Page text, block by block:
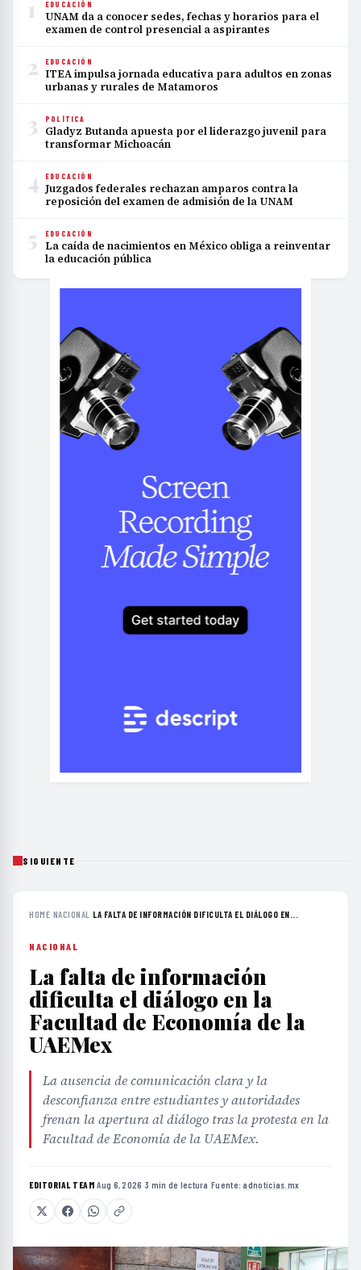
1 EDUCACIÓN
UNAM da a conocer sedes, fechas y horarios para el
examen de control presencial a aspirantes
2 EDUCACIÓN
ITEA impulsa jornada educativa para adultos en zonas
urbanas y rurales de Matamoros
3 POLÍTICA
Gladyz Butanda apuesta por el liderazgo juvenil para
transformar Michoacán
4 EDUCACIÓN
Juzgados federales rechazan amparos contra la
reposición del examen de admisión de la UNAM
5 EDUCACIÓN
La caída de nacimientos en México obliga a reinventar
la educación pública
SIGUIENTE
HOME›NACIONAL ›LA FALTA DE INFORMACIÓN DIFICULTA EL DIÁLOGO EN...
NACIONAL
La falta de información
dificulta el diálogo en la
Facultad de Economía de la
UAEMex
La ausencia de comunicación clara y la
desconfianza entre estudiantes y autoridades
frenan la apertura al diálogo tras la protesta en la
Facultad de Economía de la UAEMex.
EDITORIAL TEAM·Aug 6, 2026 ·3 min de lectura ·Fuente:adnoticias.mx